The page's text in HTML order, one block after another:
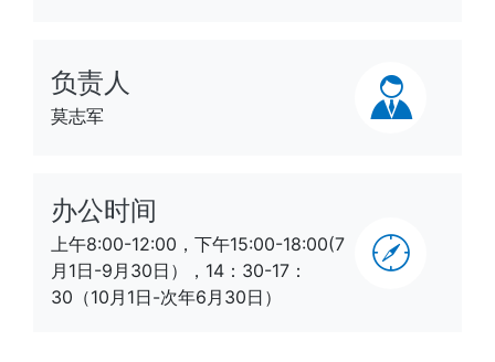
负责人
莫志军
办公时间
上午8:00-12:00，下午15:00-18:00(7
月1日-9月30日），14：30-17：
30（10月1日-次年6月30日）